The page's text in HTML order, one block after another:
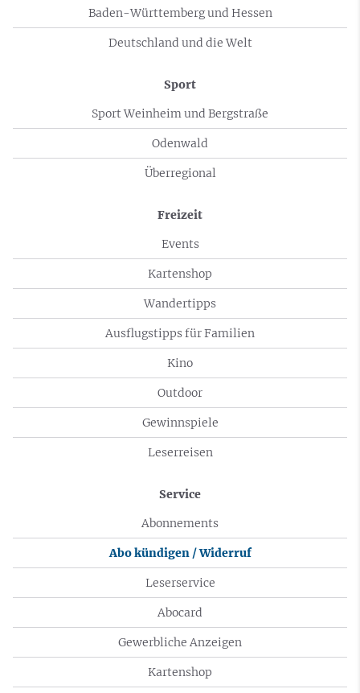
Baden-Württemberg und Hessen
Deutschland und die Welt
Sport
Sport Weinheim und Bergstraße
Odenwald
Überregional
Freizeit
Events
Kartenshop
Wandertipps
Ausflugstipps für Familien
Kino
Outdoor
Gewinnspiele
Leserreisen
Service
Abonnements
Abo kündigen / Widerruf
Leserservice
Abocard
Gewerbliche Anzeigen
Kartenshop